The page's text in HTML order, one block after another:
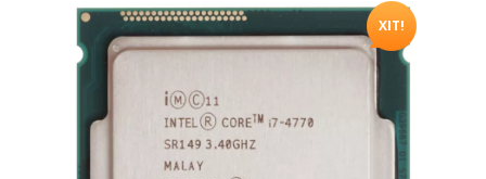
ХІТ!